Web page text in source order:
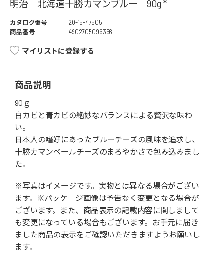
明治 北海道十勝カマンブルー 90g *
カタログ番号
20-15-47505
商品番号
4902705096356
マイリストに登録する
商品説明
90ｇ
白カビと青カビの絶妙なバランスによる贅沢な味わ
い。
日本人の嗜好にあったブルーチーズの風味を追求し、
十勝カマンベールチーズのまろやかさで包み込みまし
た。
※写真はイメージです。実物とは異なる場合がござい
ます。※パッケージ画像は予告なく変更となる場合が
ございます。また、商品表示の記載内容に関しまして
も変更になっている場合もございます。お手元に届き
ました商品の表示をご確認いただきますようお願いし
ます。